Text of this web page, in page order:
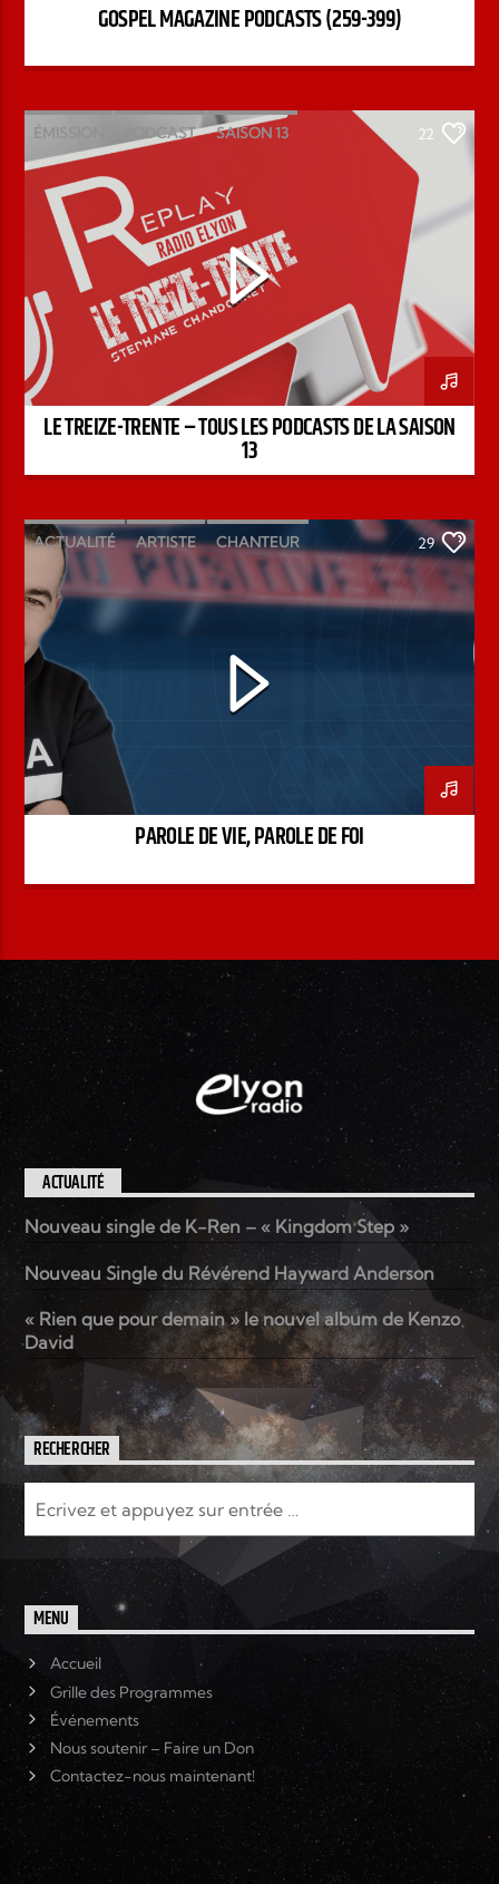
GOSPEL MAGAZINE PODCASTS (259-399)
ÉMISSION PODCAST SAISON 13
STÉPHANE CHANDONNET
22
LE TREIZE-TRENTE – TOUS LES PODCASTS DE LA SAISON
13
ACTUALITÉ ARTISTE CHANTEUR
ÉMISSION INTERVIEW KENZO DAVID
PAROLE DE FOI
PODCAST
29
PAROLE DE VIE, PAROLE DE FOI
ACTUALITÉ
Nouveau single de K-Ren – « Kingdom Step »
Nouveau Single du Révérend Hayward Anderson
« Rien que pour demain » le nouvel album de Kenzo
David
RECHERCHER
MENU
Accueil
Grille des Programmes
Événements
Nous soutenir – Faire un Don
Contactez-nous maintenant!